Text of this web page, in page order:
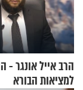
הרב אייל אונגר -
למציאות הבורא